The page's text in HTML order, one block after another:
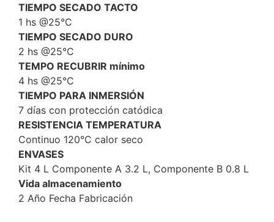
TIEMPO SECADO TACTO
1 hs @25°C
TIEMPO SECADO DURO
2 hs @25°C
TEMPO RECUBRIR mínimo
4 hs @25°C
TIEMPO PARA INMERSIÓN
7 días con protección catódica
RESISTENCIA TEMPERATURA
Continuo 120°C calor seco
ENVASES
Kit 4 L Componente A 3.2 L, Componente B 0.8 L
Vida almacenamiento
2 Año Fecha Fabricación